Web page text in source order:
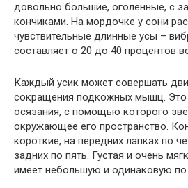
довольно большие, оголенные, с
кончиками. На мордочке у сони
чувствительные длинные усы –
составляет о 20 до 40 процентов
Каждый усик может совершать
сокращения подкожных мышц. Это
осязания, с помощью которого
окружающее его пространство.
короткие, на передних лапках по
задних по пять. Густая и очень
имеет небольшую и одинаковую по